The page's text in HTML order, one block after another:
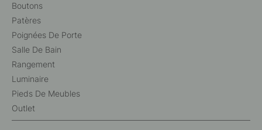
Boutons
Patères
Poignées De Porte
Salle De Bain
Rangement
Luminaire
Pieds De Meubles
Outlet